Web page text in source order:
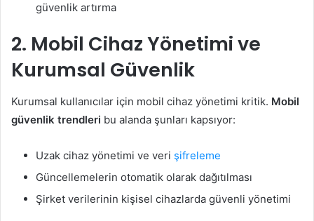
güvenlik artırma
2. Mobil Cihaz Yönetimi ve
Kurumsal Güvenlik
Kurumsal kullanıcılar için mobil cihaz yönetimi kritik. Mobil
güvenlik trendleri bu alanda şunları kapsıyor:
Uzak cihaz yönetimi ve veri şifreleme
Güncellemelerin otomatik olarak dağıtılması
Şirket verilerinin kişisel cihazlarda güvenli yönetimi